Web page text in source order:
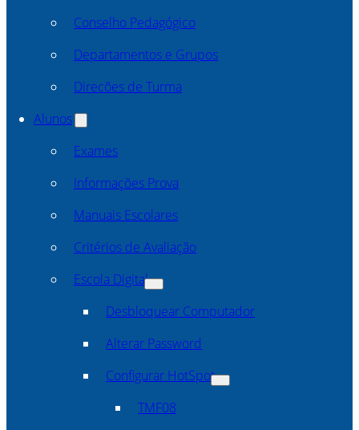
Conselho Pedagógico
Departamentos e Grupos
Direcões de Turma
Alunos
Exames
Informações Prova
Manuais Escolares
Critérios de Avaliação
Escola Digital
Desbloquear Computador
Alterar Password
Configurar HotSpot
TMF08